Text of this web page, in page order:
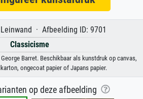
· Afbeelding ID: 9701
Classicisme
Barret. Beschikbaar als kunstdruk op canvas,
ongecoat papier of Japans papier.
op deze afbeelding